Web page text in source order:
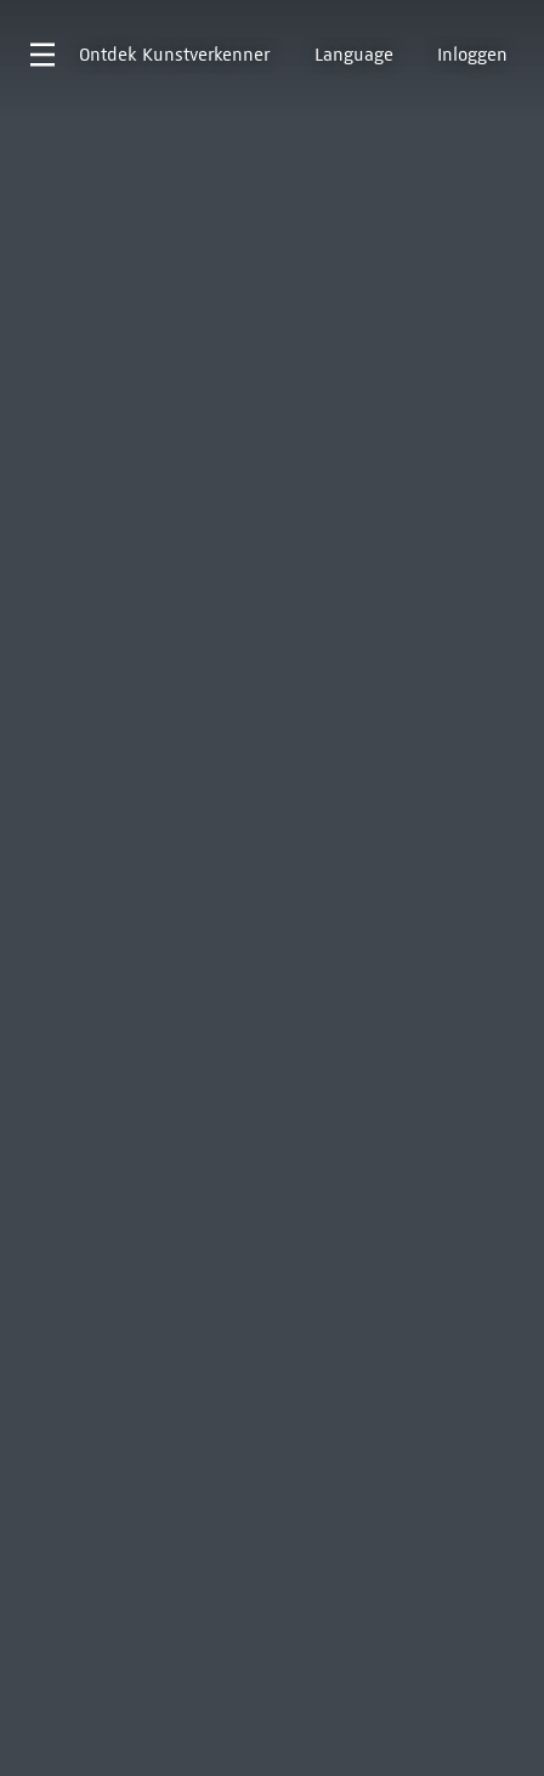
Ontdek Kunstverkenner Language Inloggen